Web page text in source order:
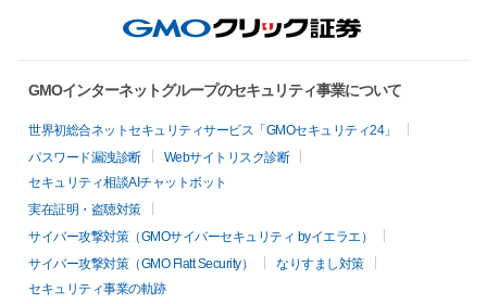
GMOインターネットグループのセキュリティ事業について
世界初総合ネットセキュリティサービス「GMOセキュリティ24」
パスワード漏洩診断
Webサイトリスク診断
セキュリティ相談AIチャットボット
実在証明・盗聴対策
サイバー攻撃対策（GMOサイバーセキュリティ byイエラエ）
サイバー攻撃対策（GMO Flatt Security）
なりすまし対策
セキュリティ事業の軌跡